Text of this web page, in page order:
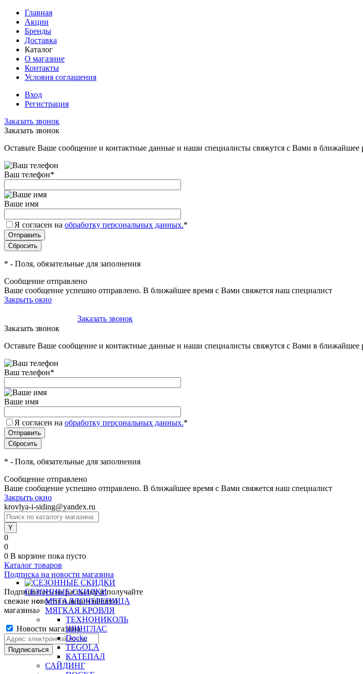
Главная
Акции
Бренды
Доставка
Каталог
О магазине
Контакты
Условия соглашения
Вход
Регистрация
Заказать звонок
Заказать звонок
Оставьте Ваше сообщение и контактные данные и наши специалисты свяжутся с Вами в ближайшее
Ваш телефон*
Ваше имя
Я согласен на обработку персональных данных.*
* - Поля, обязательные для заполнения
Сообщение отправлено
Ваше сообщение успешно отправлено. В ближайшее время с Вами свяжется наш специалист
Закрыть окно
Заказать звонок
Заказать звонок
Оставьте Ваше сообщение и контактные данные и наши специалисты свяжутся с Вами в ближайшее
Ваш телефон*
Ваше имя
Я согласен на обработку персональных данных.*
* - Поля, обязательные для заполнения
Сообщение отправлено
Ваше сообщение успешно отправлено. В ближайшее время с Вами свяжется наш специалист
Закрыть окно
krovlya-i-siding@yandex.ru
0
0
0 В корзине пока пусто
Каталог товаров
СЕЗОННЫЕ СКИДКИ
МЕТАЛЛОЧЕРЕПИЦА
МЯГКАЯ КРОВЛЯ
ТЕХНОНИКОЛЬ
ШИНГЛАС
Docke
TEGOLA
КАТЕПАЛ
САЙДИНГ
Подписка на новости магазина
Подпишитесь на рассылку и получайте
свежие новости и акции нашего
магазина.
Новости магазина